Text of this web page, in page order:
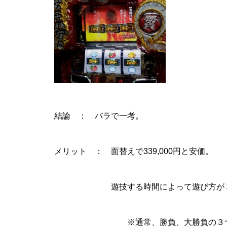
物件視察
新規出店
結論 ： バラで一考。
メリット ： 面替えで339,000円と安価。
遊技する時間によって遊び方が３つ
※通常、勝負、大勝負の３